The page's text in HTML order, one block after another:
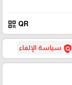
QR
qr_code
policy سياسة الإلغاء